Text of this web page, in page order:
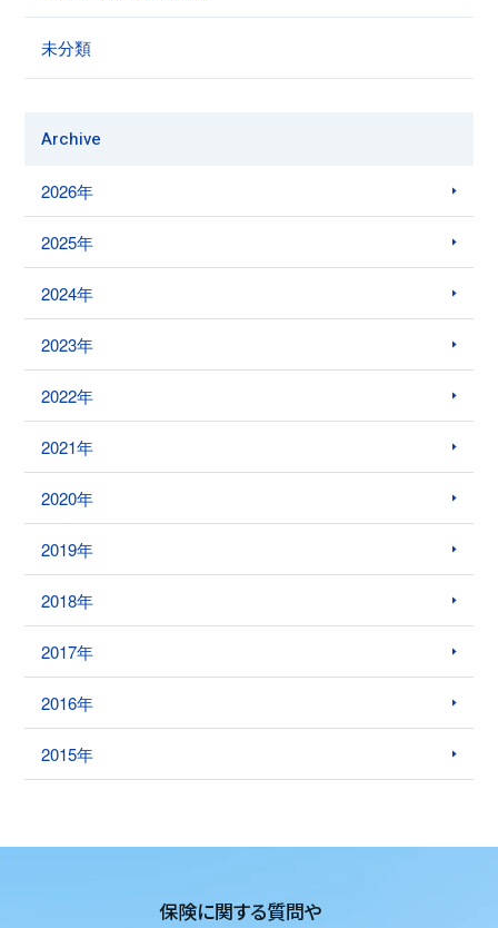
未分類
Archive
2026年
2025年
2024年
2023年
2022年
2021年
2020年
2019年
2018年
2017年
2016年
2015年
保険に関する質問や